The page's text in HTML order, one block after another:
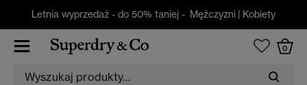
Letnia wyprzedaż - do 50% taniej - Mężczyzni | Kobiety
0